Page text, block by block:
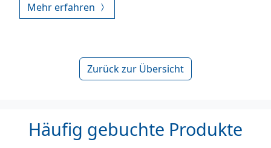
Mehr erfahren
Zurück zur Übersicht
Häufig gebuchte Produkte